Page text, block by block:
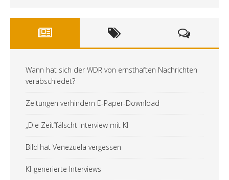
Wann hat sich der WDR von ernsthaften Nachrichten
verabschiedet?
Zeitungen verhindern E-Paper-Download
„Die Zeit“fälscht Interview mit KI
Bild hat Venezuela vergessen
KI-generierte Interviews